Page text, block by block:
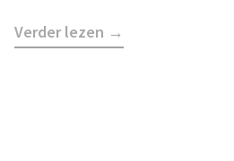
Verder lezen →